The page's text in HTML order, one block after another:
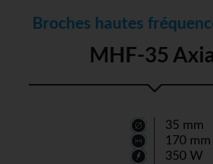
Broches hautes
MHF-35
35 mm
170 mm
350 W